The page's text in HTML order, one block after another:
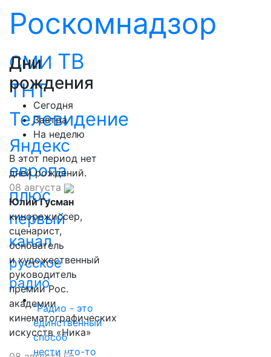
Роскомнадзор
СМИ ТВ
ТНТ
Телевидение
Яндекс
европа
плюс
первый
канал
русское
радио
"Радио - это
единственный
способ
нести что-то
Дни
рождения
Сегодня
Завтра
На неделю
В этот период нет
дней рождений.
08 августа
Юлий Гусман
кинорежиссер,
сценарист,
основатель
и художественный
руководитель
премии Рос.
академии
кинематографических
искусств «Ника»